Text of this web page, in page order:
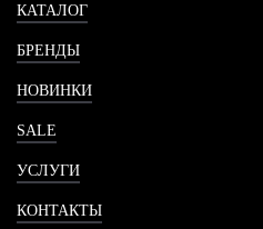
КАТАЛОГ
БРЕНДЫ
НОВИНКИ
SALE
УСЛУГИ
КОНТАКТЫ